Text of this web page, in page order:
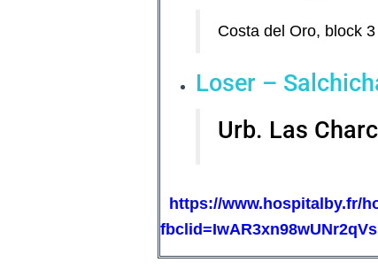
Costa del Oro, block
Loser –
Urb. Las
https://www.hospitalby.fr/